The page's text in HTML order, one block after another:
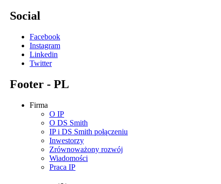
Social
Facebook
Instagram
Linkedin
Twitter
Footer - PL
Firma
O IP
O DS Smith
IP i DS Smith połączeniu
Inwestorzy
Zrównoważony rozwój
Wiadomości
Praca IP